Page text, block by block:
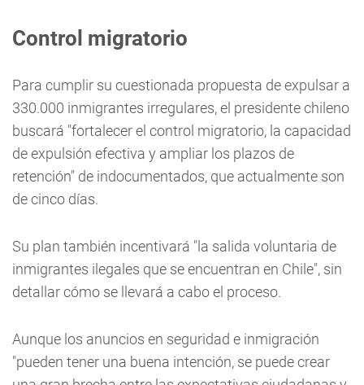
Control migratorio
Para cumplir su cuestionada propuesta de expulsar a
330.000 inmigrantes irregulares, el presidente chileno
buscará "fortalecer el control migratorio, la capacidad
de expulsión efectiva y ampliar los plazos de
retención" de indocumentados, que actualmente son
de cinco días.
Su plan también incentivará "la salida voluntaria de
inmigrantes ilegales que se encuentran en Chile", sin
detallar cómo se llevará a cabo el proceso.
Aunque los anuncios en seguridad e inmigración
"pueden tener una buena intención, se puede crear